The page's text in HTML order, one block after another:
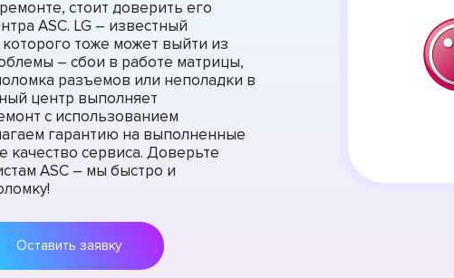
стоит доверить его
ASC. LG – известный
тоже может выйти из
– сбои в работе матрицы,
разъемов или неполадки в
центр выполняет
с использованием
гарантию на выполненные
сервиса. Доверьте
ASC – мы быстро и
Оставить заявку